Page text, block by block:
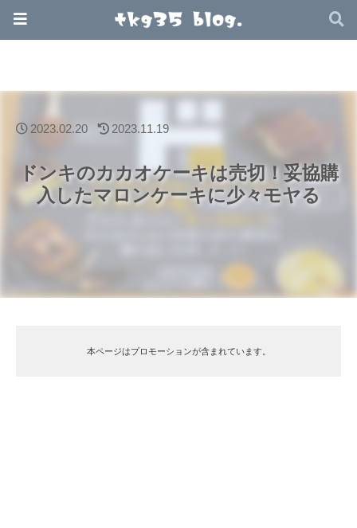
ドンキのカカオケーキは売切！妥協購
入したマロンケーキに少々モヤる
2023.02.20 2023.11.19
本ページはプロモーションが含まれています。